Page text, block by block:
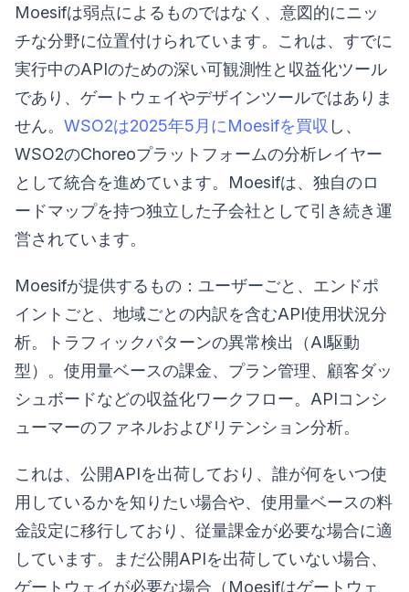
Moesifは弱点によるものではなく、意図的にニッ
チな分野に位置付けられています。これは、すでに
実行中のAPIのための深い可観測性と収益化ツール
であり、ゲートウェイやデザインツールではありま
せん。 WSO2は2025年5月にMoesifを買収 し、
WSO2のChoreoプラットフォームの分析レイヤー
として統合を進めています。Moesifは、独自のロ
ードマップを持つ独立した子会社として引き続き運
営されています。
Moesifが提供するもの：ユーザーごと、エンドポ
イントごと、地域ごとの内訳を含むAPI使用状況分
析。トラフィックパターンの異常検出（AI駆動
型）。使用量ベースの課金、プラン管理、顧客ダッ
シュボードなどの収益化ワークフロー。APIコンシ
ューマーのファネルおよびリテンション分析。
これは、公開APIを出荷しており、誰が何をいつ使
用しているかを知りたい場合や、使用量ベースの料
金設定に移行しており、従量課金が必要な場合に適
しています。まだ公開APIを出荷していない場合、
ゲートウェイが必要な場合（Moesifはゲートウェ